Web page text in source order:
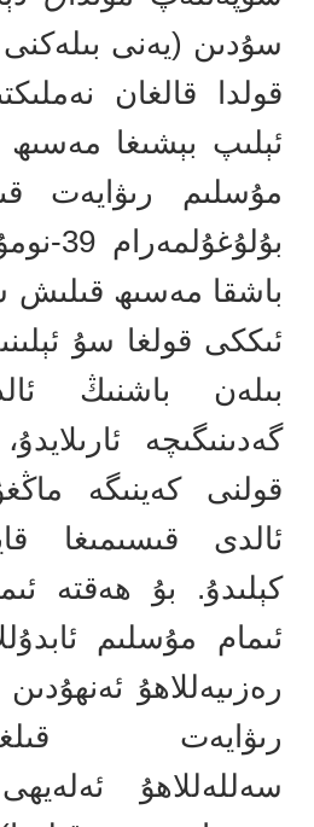
سۇدىن (يەنى بىلەكنى
قولدا قالغان
ئېلىپ بېشىغا مەسىھ
مۇسلىم رىۋايەت
باشقا مەسىھ قىلىش
ئىككى قولغا سۇ
بىلەن باشنىڭ
گەدىنىگىچە
قولنى كەينىگە
ئالدى قىسىمىغا
كېلىدۇ. بۇ ھەقتە
ئىمام مۇسلىم
رەزىيەللاھۇ
رىۋايەت
سەللەللاھۇ